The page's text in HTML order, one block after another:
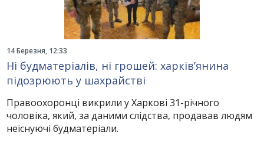
14 Березня, 12:33
Ні будматеріалів, ні грошей: харків’янина
підозрюють у шахрайстві
Правоохоронці викрили у Харкові 31-річного
чоловіка, який, за даними слідства, продавав людям
неіснуючі будматеріали.